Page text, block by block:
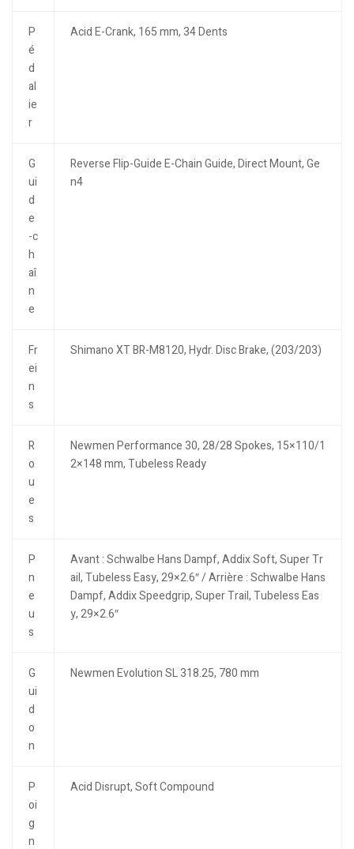
P
é
d
al
ie
r
Acid E-Crank, 165 mm, 34 Dents
G
ui
d
e
-c
h
aî
n
e
Reverse Flip-Guide E-Chain Guide, Direct Mount, Ge
n4
Fr
ei
n
s
Shimano XT BR-M8120, Hydr. Disc Brake, (203/203)
R
o
u
e
s
Newmen Performance 30, 28/28 Spokes, 15×110/1
2×148 mm, Tubeless Ready
P
n
e
u
s
Avant : Schwalbe Hans Dampf, Addix Soft, Super Tr
ail, Tubeless Easy, 29×2.6″ / Arrière : Schwalbe Hans
Dampf, Addix Speedgrip, Super Trail, Tubeless Eas
y, 29×2.6″
G
ui
d
o
n
Newmen Evolution SL 318.25, 780 mm
P
oi
g
n
Acid Disrupt, Soft Compound